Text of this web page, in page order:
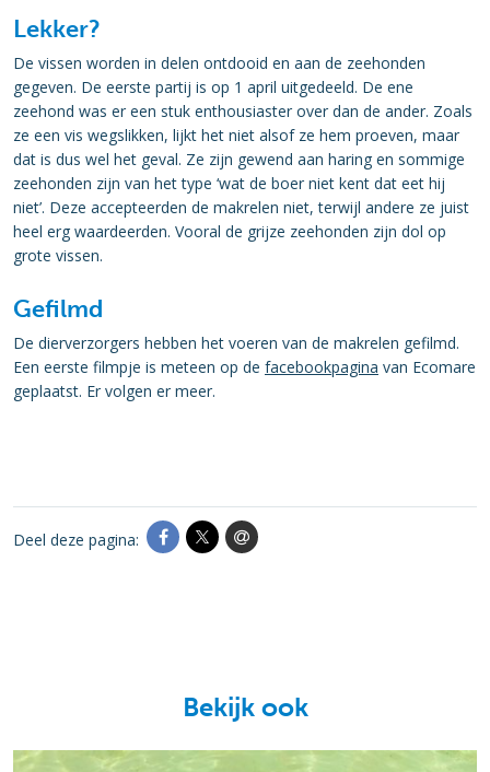
Lekker?
De vissen worden in delen ontdooid en aan de zeehonden
gegeven. De eerste partij is op 1 april uitgedeeld. De ene
zeehond was er een stuk enthousiaster over dan de ander. Zoals
ze een vis wegslikken, lijkt het niet alsof ze hem proeven, maar
dat is dus wel het geval. Ze zijn gewend aan haring en sommige
zeehonden zijn van het type ‘wat de boer niet kent dat eet hij
niet’. Deze accepteerden de makrelen niet, terwijl andere ze juist
heel erg waardeerden. Vooral de grijze zeehonden zijn dol op
grote vissen.
Gefilmd
De dierverzorgers hebben het voeren van de makrelen gefilmd.
Een eerste filmpje is meteen op de facebookpagina van Ecomare
geplaatst. Er volgen er meer.
Deel deze pagina:
Bekijk ook